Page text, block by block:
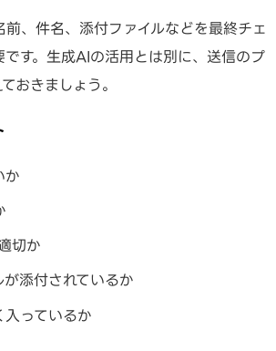
、件名、添付ファイルなどを最終チェ
です。生成AIの活用とは別に、送信のプ
おきましょう。
か
切か
が添付されているか
入っているか